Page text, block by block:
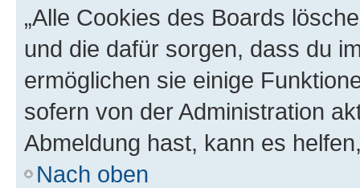
„Alle Cookies des Boards
und die dafür sorgen, dass du
ermöglichen sie einige
sofern von der Administration
Abmeldung hast, kann es
Nach oben